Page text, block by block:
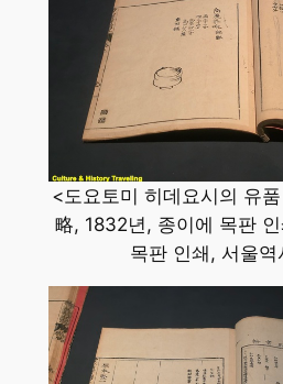
<도요토미 히데요시의 유
略, 1832년, 종이에 목판
목판 인쇄, 서울